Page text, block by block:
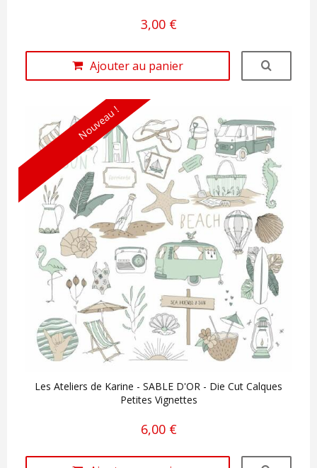
3,00 €
Ajouter au panier
Nouveau !
Les Ateliers de Karine - SABLE D'OR - Die Cut Calques
Petites Vignettes
6,00 €